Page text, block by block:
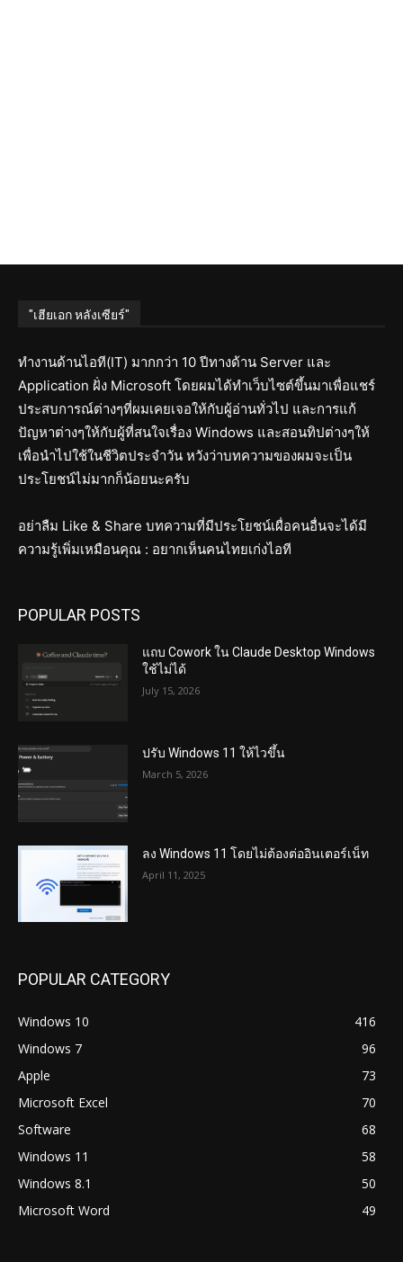
"เฮียเอก หลังเซียร์"
ทำงานด้านไอที(IT) มากกว่า 10 ปีทางด้าน Server และ
Application ฝั่ง Microsoft โดยผมได้ทำเว็บไซต์ขึ้นมาเพื่อแชร์
ประสบการณ์ต่างๆที่ผมเคยเจอให้กับผู้อ่านทั่วไป และการแก้
ปัญหาต่างๆให้กับผู้ที่สนใจเรื่อง Windows และสอนทิปต่างๆให้
เพื่อนำไปใช้ในชีวิตประจำวัน หวังว่าบทความของผมจะเป็น
ประโยชน์ไม่มากก็น้อยนะครับ
อย่าลืม Like & Share บทความที่มีประโยชน์เผื่อคนอื่นจะได้มี
ความรู้เพิ่มเหมือนคุณ : อยากเห็นคนไทยเก่งไอที
POPULAR POSTS
แถบ Cowork ใน Claude Desktop Windows
ใช้ไม่ได้
July 15, 2026
ปรับ Windows 11 ให้ไวขึ้น
March 5, 2026
ลง Windows 11 โดยไม่ต้องต่ออินเตอร์เน็ท
April 11, 2025
POPULAR CATEGORY
Windows 10
416
Windows 7
96
Apple
73
Microsoft Excel
70
Software
68
Windows 11
58
Windows 8.1
50
Microsoft Word
49